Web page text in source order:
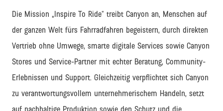
Die Mission „Inspire To Ride“ treibt Canyon an, Menschen auf
der ganzen Welt fürs Fahrradfahren begeistern, durch direkten
Vertrieb ohne Umwege, smarte digitale Services sowie Canyon
Stores und Service-Partner mit echter Beratung, Community-
Erlebnissen und Support. Gleichzeitig verpflichtet sich Canyon
zu verantwortungsvollem unternehmerischem Handeln, setzt